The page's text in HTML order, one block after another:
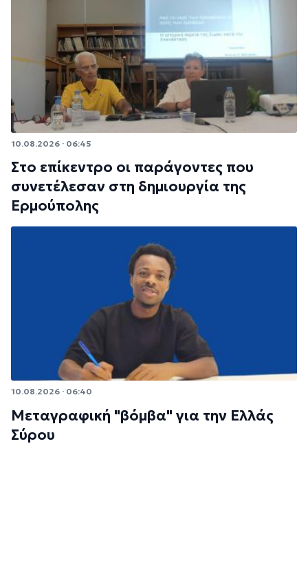
10.08.2026 · 06:45
Στο επίκεντρο οι παράγοντες που
συνετέλεσαν στη δημιουργία της
Ερμούπολης
10.08.2026 · 06:40
Μεταγραφική "βόμβα" για την Ελλάς
Σύρου